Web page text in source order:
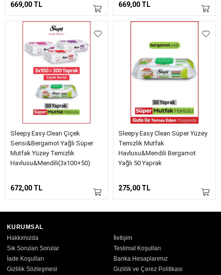
669,00 TL 669,00 TL
Sleepy Easy Clean Çiçek
Serisi&Bergamot Yağlı Süper
Mutfak Yüzey Temizlik
Havlusu&Mendili(3x100+50)
672,00 TL
Sleepy Easy Clean Süper Yüzey
Temizlik Mutfak
Havlusu&Mendili Bergamot
Yağlı 50 Yaprak
275,00 TL
KURUMSAL
Hakkımızda
İletişim
Sık Sorulan Sorular
Teslimat Koşulları
İade Koşulları
Banka Hesaplarımız
Gizlilik Sözleşmesi
Gizlilik ve Çerez Politikası